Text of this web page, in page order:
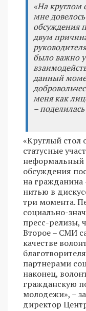
«На круглом
мне
обсуждения
двум
было важно
данный
меня как
–
«Круглый стол
статусные
неформальный
обсуждения
на гражданина
нитью в
три момента.
социально-
пресс-релизы,
Второе – СМИ
качестве
партнерами
наконец,
гражданскую
молодежи», –
директор